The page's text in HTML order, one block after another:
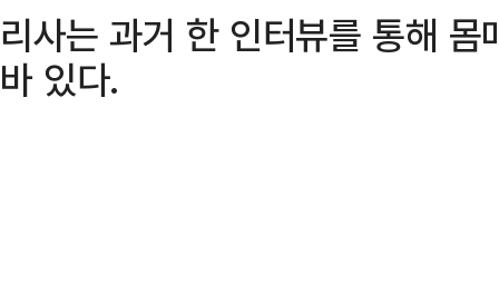
리사는 과거 한 인터뷰를 통해
바 있다.